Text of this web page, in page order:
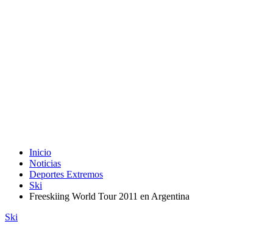
Inicio
Noticias
Deportes Extremos
Ski
Freeskiing World Tour 2011 en Argentina
Ski